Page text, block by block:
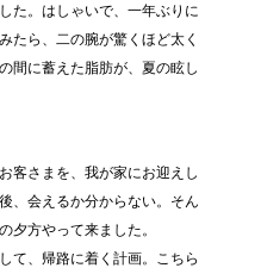
た。はしゃいで、一年ぶりに
たら、二の腕が驚くほど太く
間に蓄えた脂肪が、夏の眩し
客さまを、我が家にお迎えし
、会えるか分からない。そん
夕方やって来ました。
て、帰路に着く計画。こちら